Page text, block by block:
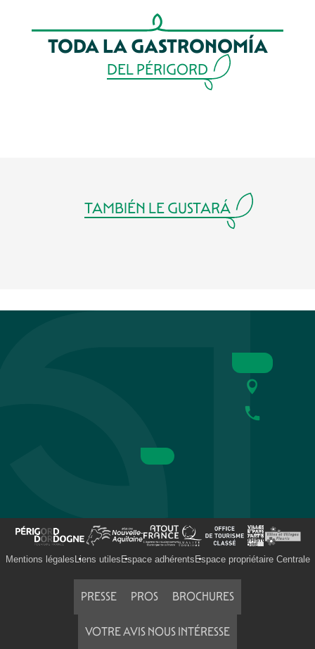
TODA LA GASTRONOMÍA
DEL PÉRIGORD
TAMBIÉN LE GUSTARÁ
Mentions légales Liens utiles Espace adhérents Espace propriétaire Centrale
PRESSE PROS BROCHURES
VOTRE AVIS NOUS INTÉRESSE